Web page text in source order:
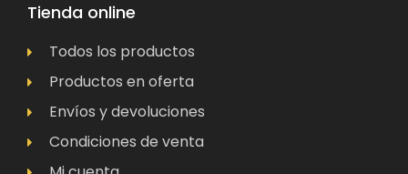
Tienda online
Todos los productos
Productos en oferta
Envíos y devoluciones
Condiciones de venta